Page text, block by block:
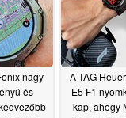
nagy
és
A TAG
E5 F1
kap, ahogy